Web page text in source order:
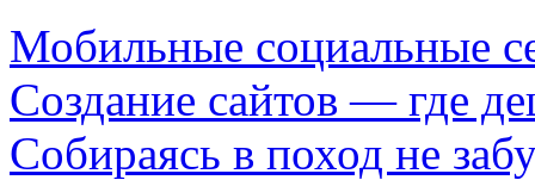
Мобильные социальные
Создание сайтов — где
Собираясь в поход не